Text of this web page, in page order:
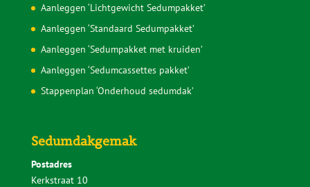
Aanleggen ‘Lichtgewicht Sedumpakket’
Aanleggen ‘Standaard Sedumpakket’
Aanleggen ‘Sedumpakket met kruiden’
Aanleggen ‘Sedumcassettes pakket’
Stappenplan ‘Onderhoud sedumdak’
Sedumdakgemak
Postadres
Kerkstraat 10